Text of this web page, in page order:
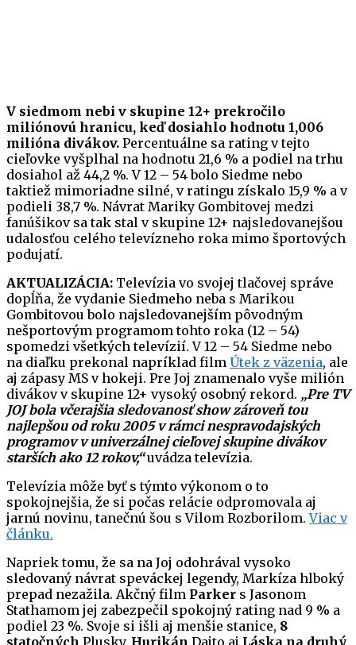
V siedmom nebi v skupine 12+ prekročilo
miliónovú hranicu, keď dosiahlo hodnotu 1,006
milióna divákov. Percentuálne sa rating v tejto
cieľovke vyšplhal na hodnotu 21,6 % a podiel na trhu
dosiahol až 44,2 %. V 12 – 54 bolo Siedme nebo
taktiež mimoriadne silné, v ratingu získalo 15,9 % a v
podieli 38,7 %. Návrat Mariky Gombitovej medzi
fanúšikov sa tak stal v skupine 12+ najsledovanejšou
udalosťou celého televízneho roka mimo športových
podujatí.
AKTUALIZÁCIA: Televízia vo svojej tlačovej správe
dopĺňa, že vydanie Siedmeho neba s Marikou
Gombitovou bolo najsledovanejším pôvodným
nešportovým programom tohto roka (12 – 54)
spomedzi všetkých televízií. V 12 – 54 Siedme nebo
na diaľku prekonal napríklad film Útek z väzenia, ale
aj zápasy MS v hokeji. Pre Joj znamenalo vyše milión
divákov v skupine 12+ vysoký osobný rekord. „Pre TV
JOJ bola včerajšia sledovanosť show zároveň tou
najlepšou od roku 2005 v rámci nespravodajských
programov v univerzálnej cieľovej skupine divákov
starších ako 12 rokov,“uvádza televízia.
Televízia môže byť s týmto výkonom o to
spokojnejšia, že si počas relácie odpromovala aj
jarnú novinu, tanečnú šou s Vilom Rozborilom.Viac v
článku.
Napriek tomu, že sa na Joj odohrával vysoko
sledovaný návrat speváckej legendy, Markíza hlboký
prepad nezažila. Akčný film Parker s Jasonom
Stathamom jej zabezpečil spokojný rating nad 9 % a
podiel 23 %. Svoje si išli aj menšie stanice, 8